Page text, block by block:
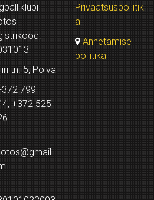
tn. 5, Põlva
799
+372 525
Privaatsuspoliitik
a
Annetamise
poliitika